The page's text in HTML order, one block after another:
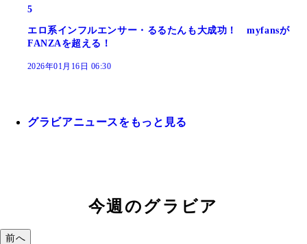
5
エロ系インフルエンサー・るるたんも大成功！ myfansが
FANZAを超える！
2026年01月16日 06:30
グラビアニュースをもっと見る
今週のグラビア
前へ